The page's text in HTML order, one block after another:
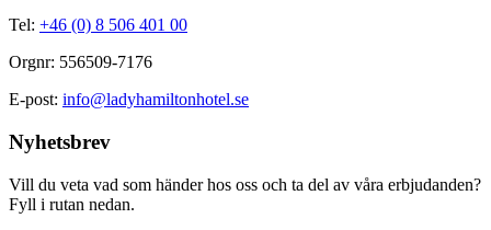
Tel: +46 (0) 8 506 401 00
Orgnr: 556509-7176
E-post: info@ladyhamiltonhotel.se
Nyhetsbrev
Vill du veta vad som händer hos oss och ta del av våra erbjudanden?
Fyll i rutan nedan.